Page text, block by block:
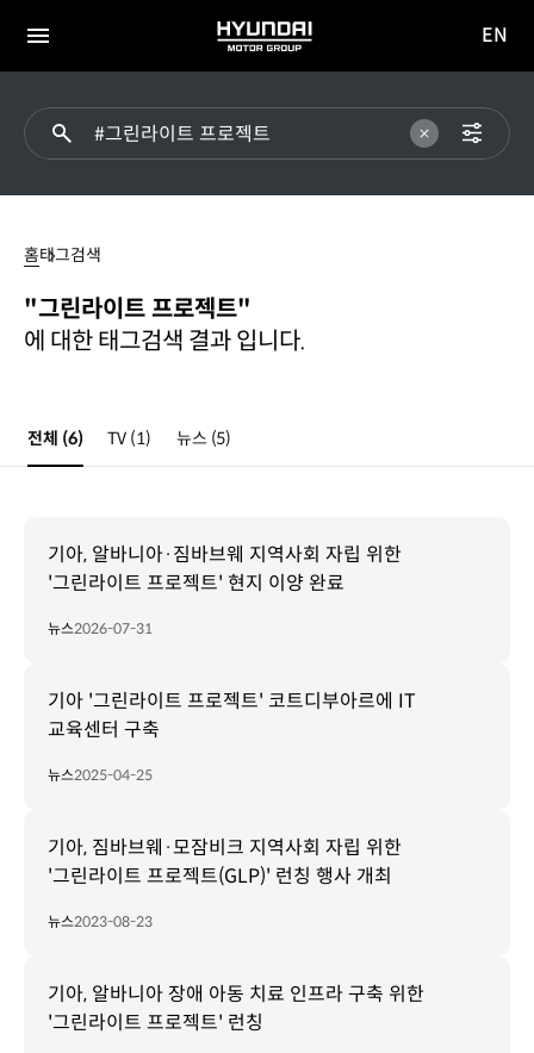
전체
HYUNDAI
MOTOR
이동
EN
프로젝트
홈태그검색
"그린라이트 프로젝트"
에 대한 태그검색 결과 입니다.
전체 (6) TV (1) 뉴스 (5)
기아, 알바니아·짐바브웨 지역사회 자립 위한
'그린라이트 프로젝트' 현지 이양 완료
뉴스2026-07-31
기아 '그린라이트 프로젝트' 코트디부아르에 IT
교육센터 구축
뉴스2025-04-25
기아, 짐바브웨·모잠비크 지역사회 자립 위한
'그린라이트 프로젝트(GLP)' 런칭 행사 개최
뉴스2023-08-23
기아, 알바니아 장애 아동 치료 인프라 구축 위한
'그린라이트 프로젝트' 런칭